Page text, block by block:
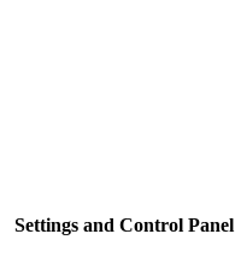
Settings and Control Panel